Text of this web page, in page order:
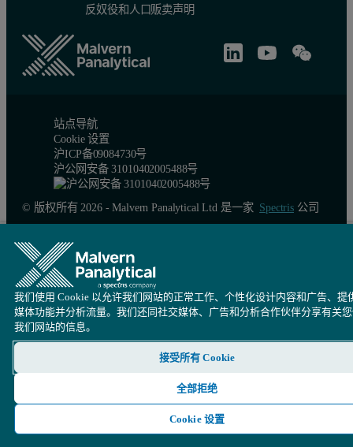
反奴役和人口贩卖声明
站点导航
Cookie 设置
沪ICP备09084730号
沪公网安备 31010402005488号
© 版权所有 2026 - Malvern Panalytical Ltd 是一家 Spectris公司
我们使用 Cookie 以允许我们网站的正常工作、个性化设计内容和广告、提
媒体功能并分析流量。我们还同社交媒体、广告和分析合作伙伴分享有关
我们网站的信息。
接受所有 Cookie
全部拒绝
Cookie 设置